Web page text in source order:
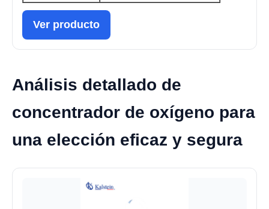
Ver producto
Análisis detallado de
concentrador de oxígeno para
una elección eficaz y segura